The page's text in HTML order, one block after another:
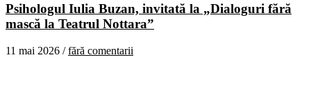
Psihologul Iulia Buzan, invitată la „Dialoguri fără
mască la Teatrul Nottara”
11 mai 2026 /fără comentarii